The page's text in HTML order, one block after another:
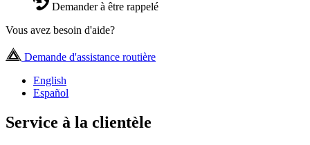
Demander à être rappelé
Vous avez besoin d'aide?
Demande d'assistance routière
English
Español
Service à la clientèle